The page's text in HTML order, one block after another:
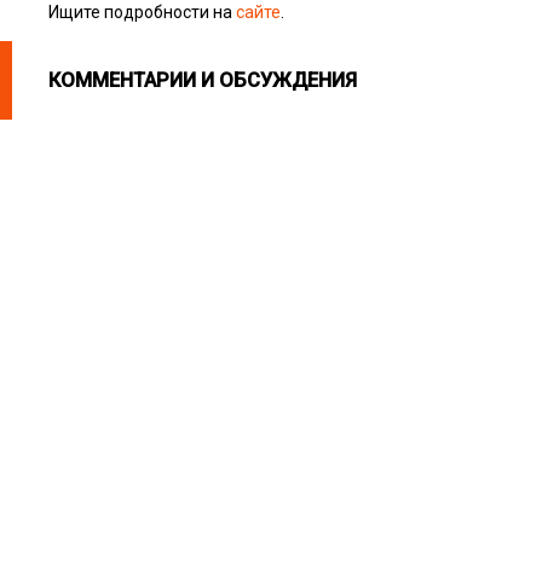
Ищите подробности на сайте
КОММЕНТАРИИ И ОБСУЖДЕНИЯ